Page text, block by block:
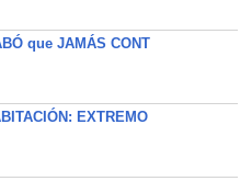
que JAMÁS CONT
EXTREMO